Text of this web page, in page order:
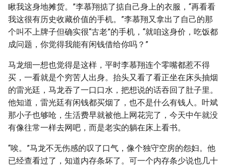
瞅我这身地摊货。”李慕翔掂了掂自己身上的衣服，“再看看
我这很有历史收藏价值的手机。”李慕翔又拿出了自己的那
个叫不上牌子但确实很“古老”的手机，“就咱这身价，吃饭都
成问题，你觉得我能有闲钱借给你吗？”
马龙细一想也觉得是这样，平时李慕翔连个零嘴都惹不得
买，一看就是个穷苦人出身。抬头又看了看正坐在床头抽烟
的雷光廷，马龙吞了一口口水，把想说的话吞回了肚子里。
他知道，雷光廷有闲钱都买烟了，也不是什么有钱人。叶斌
那小子也够呛，生活费早就被他上网花完了，今天中午就没
有像往常一样去网吧，而是老实的躺在床上看书。
“唉。”马龙不无伤感的叹了口气，像个独守空房的怨妇。他
已经查看过了，知道内存条坏了。可一个内存条少说也几十